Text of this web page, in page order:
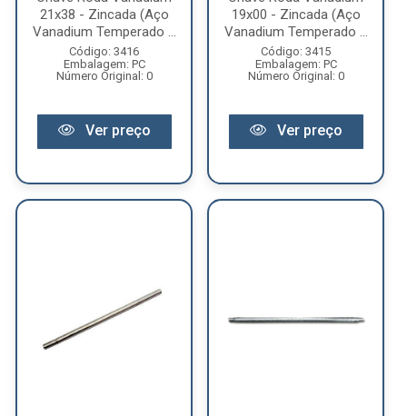
21x38 - Zincada (Aço
Vanadium Temperado ...
Código: 3416
Embalagem: PC
Número Original: 0
Ver preço
19x00 - Zincada (Aço
Vanadium Temperado ...
Código: 3415
Embalagem: PC
Número Original: 0
Ver preço